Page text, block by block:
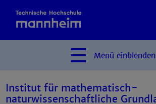
Menü einblenden
Institut für mathematisch-
naturwissenschaftliche